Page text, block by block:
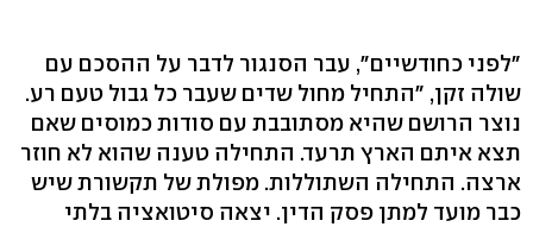
"לפני כחודשיים", עבר הסנגור לדבר על ההסכם עם
שולה זקן, "התחיל מחול שדים שעבר כל גבול טעם רע.
נוצר הרושם שהיא מסתובבת עם סודות כמוסים שאם
תצא איתם הארץ תרעד. התחילה טענה שהוא לא חוזר
ארצה. התחילה השתוללות. מפולת של תקשורת שיש
כבר מועד למתן פסק הדין. יצאה סיטואציה בלתי